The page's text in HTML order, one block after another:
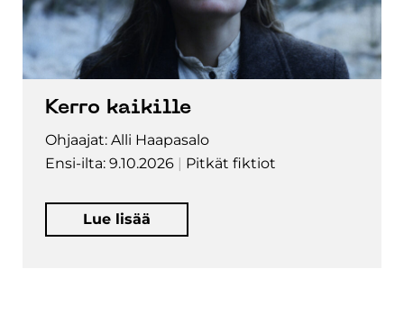
Kerro kaikille
Ohjaajat: Alli Haapasalo
Ensi-ilta: 9.10.2026
Pitkät fiktiot
Lue lisää